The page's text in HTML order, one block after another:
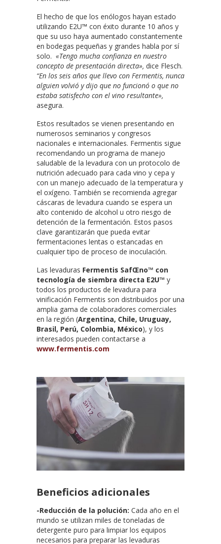
El hecho de que los enólogos hayan estado
utilizando E2U™ con éxito durante 10 años y
que su uso haya aumentado constantemente
en bodegas pequeñas y grandes habla por sí
solo. «Tengo mucha confianza en nuestro
concepto de presentación directa», dice Flesch.
“En los seis años que llevo con Fermentis, nunca
alguien volvió y dijo que no funcionó o que no
estaba satisfecho con el vino resultante»,
asegura.
Estos resultados se vienen presentando en
numerosos seminarios y congresos
nacionales e internacionales. Fermentis sigue
recomendando un programa de manejo
saludable de la levadura con un protocolo de
nutrición adecuado para cada vino y cepa y
con un manejo adecuado de la temperatura y
el oxígeno. También se recomienda agregar
cáscaras de levadura cuando se espera un
alto contenido de alcohol u otro riesgo de
detención de la fermentación. Estos pasos
clave garantizarán que pueda evitar
fermentaciones lentas o estancadas en
cualquier tipo de proceso de inoculación.
Las levaduras Fermentis SafŒno™ con
tecnología de siembra directa E2U™ y
todos los productos de levadura para
vinificación Fermentis son distribuidos por una
amplia gama de colaboradores comerciales
en la región (Argentina, Chile, Uruguay,
Brasil, Perú, Colombia, México), y los
interesados pueden contactarse a
www.fermentis.com
Beneficios adicionales
-Reducción de la polución: Cada año en el
mundo se utilizan miles de toneladas de
detergente puro para limpiar los equipos
necesarios para preparar las levaduras